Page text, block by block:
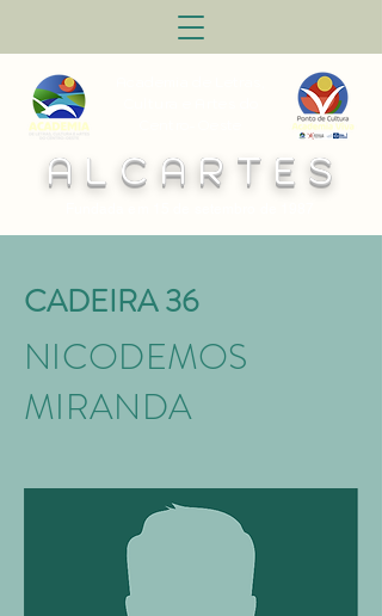
A L C A R T E S
CADEIRA 36
NICODEMOS
MIRANDA